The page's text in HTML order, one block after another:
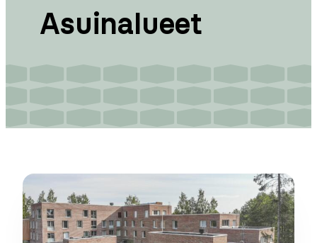
Asuinalueet